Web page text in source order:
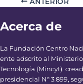
Acerca de
La Fundación Centro
ente adscrito al
Tecnología (Mincyt),
presidencial N° 3.899,